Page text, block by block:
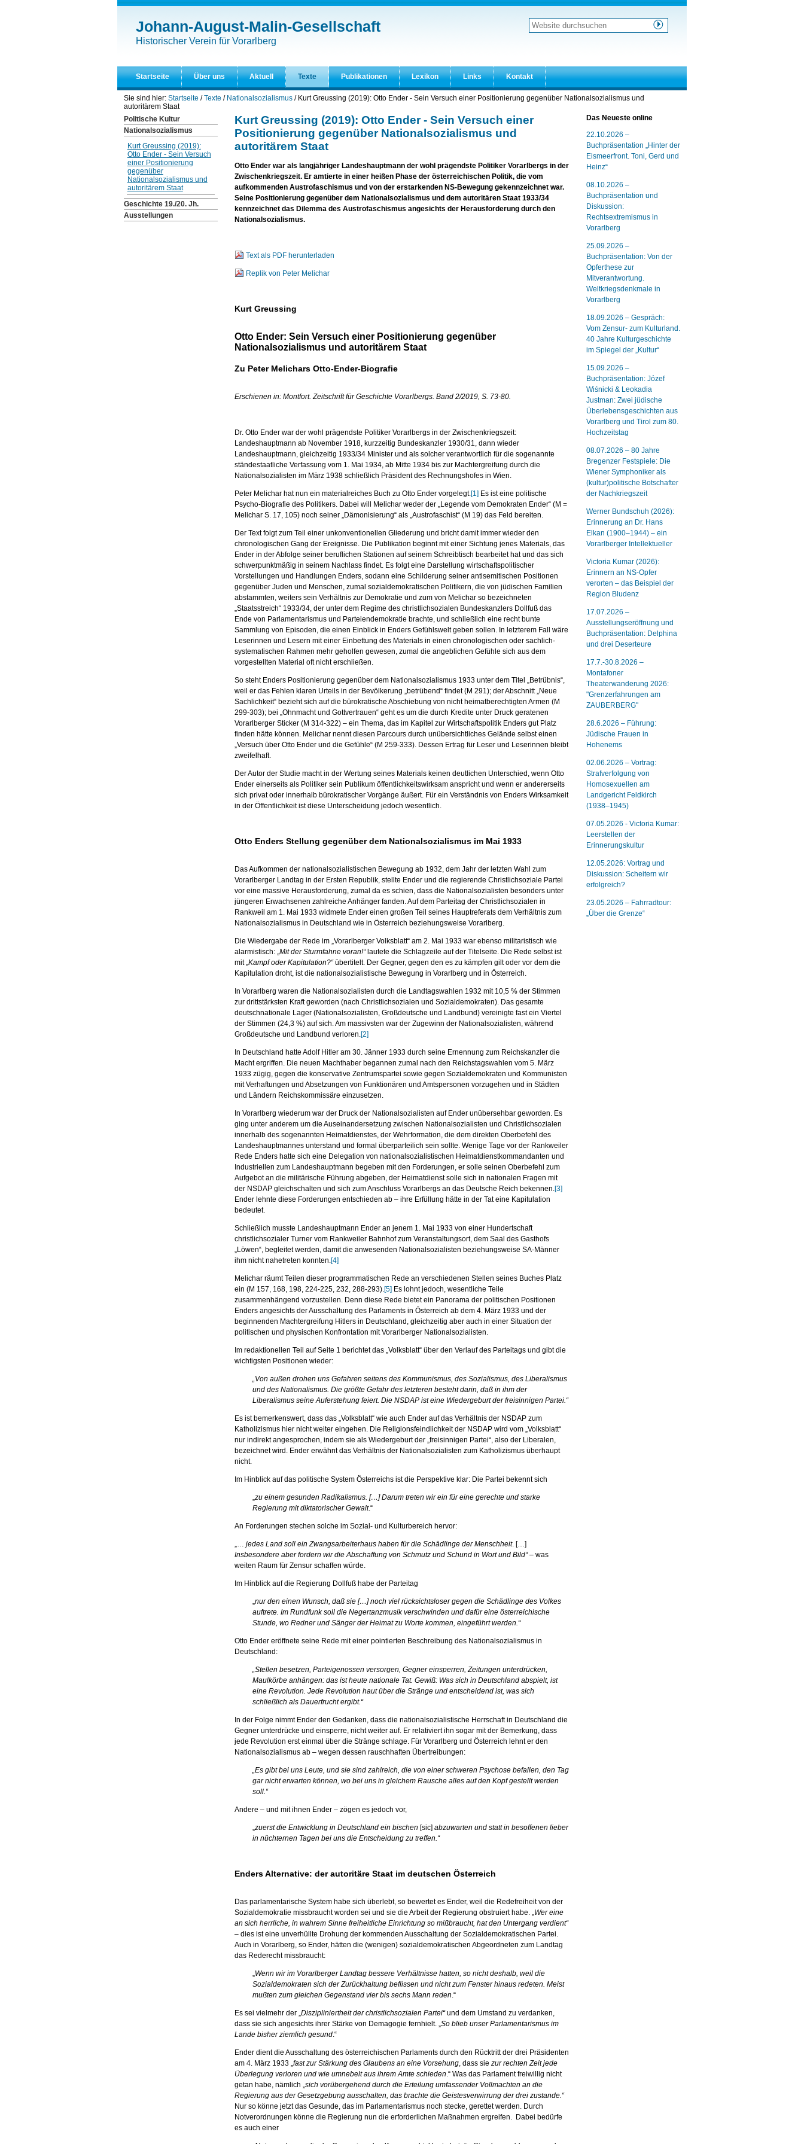
Direkt
Inhalt
Navigation
Website
durchsuchen
Startseite Über uns Aktuell Texte Publikationen Lexikon Links Kontakt
Johann-August-Malin-Gesellschaft
Historischer Verein für Vorarlberg
Benutzerspezifische
Sie sind hier: Startseite /Texte / Nationalsozialismus / Kurt Greussing (2019): Otto Ender - Sein Versuch einer Positionierung gegenüber Nationalsozialismus und
autoritärem Staat
Kurt Greussing (2019): Otto Ender - Sein Versuch einer
Positionierung gegenüber Nationalsozialismus und
autoritärem Staat
Otto Ender war als langjähriger Landeshauptmann der wohl prägendste Politiker Vorarlbergs in der
Zwischenkriegszeit. Er amtierte in einer heißen Phase der österreichischen Politik, die vom
aufkommenden Austrofaschismus und von der erstarkenden NS-Bewegung gekennzeichnet war.
Seine Positionierung gegenüber dem Nationalsozialismus und dem autoritären Staat 1933/34
kennzeichnet das Dilemma des Austrofaschismus angesichts der Herausforderung durch den
Nationalsozialismus.
Text als PDF herunterladen
Replik von Peter Melichar
Kurt Greussing
Otto Ender: Sein Versuch einer Positionierung gegenüber
Nationalsozialismus und autoritärem Staat
Zu Peter Melichars Otto-Ender-Biografie
Erschienen in: Montfort. Zeitschrift für Geschichte Vorarlbergs. Band 2/2019, S. 73-80.
Dr. Otto Ender war der wohl prägendste Politiker Vorarlbergs in der Zwischenkriegszeit:
Landeshauptmann ab November 1918, kurzzeitig Bundeskanzler 1930/31, dann wieder
Landeshauptmann, gleichzeitig 1933/34 Minister und als solcher verantwortlich für die sogenannte
ständestaatliche Verfassung vom 1. Mai 1934, ab Mitte 1934 bis zur Machtergreifung durch die
Nationalsozialisten im März 1938 schließlich Präsident des Rechnungshofes in Wien.
Peter Melichar hat nun ein materialreiches Buch zu Otto Ender vorgelegt.[1] Es ist eine politische
Psycho-Biografie des Politikers. Dabei will Melichar weder der „Legende vom Demokraten Ender“ (M =
Melichar S. 17, 105) noch seiner „Dämonisierung“ als „Austrofaschist“ (M 19) das Feld bereiten.
Der Text folgt zum Teil einer unkonventionellen Gliederung und bricht damit immer wieder den
chronologischen Gang der Ereignisse. Die Publikation beginnt mit einer Sichtung jenes Materials, das
Ender in der Abfolge seiner beruflichen Stationen auf seinem Schreibtisch bearbeitet hat und das sich
schwerpunktmäßig in seinem Nachlass findet. Es folgt eine Darstellung wirtschaftspolitischer
Vorstellungen und Handlungen Enders, sodann eine Schilderung seiner antisemitischen Positionen
gegenüber Juden und Menschen, zumal sozialdemokratischen Politikern, die von jüdischen Familien
abstammten, weiters sein Verhältnis zur Demokratie und zum von Melichar so bezeichneten
„Staatsstreich“ 1933/34, der unter dem Regime des christlichsozialen Bundeskanzlers Dollfuß das
Ende von Parlamentarismus und Parteiendemokratie brachte, und schließlich eine recht bunte
Sammlung von Episoden, die einen Einblick in Enders Gefühlswelt geben sollen. In letzterem Fall wäre
Leserinnen und Lesern mit einer Einbettung des Materials in einen chronologischen oder sachlich-
systematischen Rahmen mehr geholfen gewesen, zumal die angeblichen Gefühle sich aus dem
vorgestellten Material oft nicht erschließen.
So steht Enders Positionierung gegenüber dem Nationalsozialismus 1933 unter dem Titel „Betrübnis“,
weil er das Fehlen klaren Urteils in der Bevölkerung „betrübend“ findet (M 291); der Abschnitt „Neue
Sachlichkeit“ bezieht sich auf die bürokratische Abschiebung von nicht heimatberechtigten Armen (M
299-303); bei „Ohnmacht und Gottvertrauen“ geht es um die durch Kredite unter Druck geratenen
Vorarlberger Sticker (M 314-322) – ein Thema, das im Kapitel zur Wirtschaftspolitik Enders gut Platz
finden hätte können. Melichar nennt diesen Parcours durch unübersichtliches Gelände selbst einen
„Versuch über Otto Ender und die Gefühle“ (M 259-333). Dessen Ertrag für Leser und Leserinnen bleibt
zweifelhaft.
Der Autor der Studie macht in der Wertung seines Materials keinen deutlichen Unterschied, wenn Otto
Ender einerseits als Politiker sein Publikum öffentlichkeitswirksam anspricht und wenn er andererseits
sich privat oder innerhalb bürokratischer Vorgänge äußert. Für ein Verständnis von Enders Wirksamkeit
in der Öffentlichkeit ist diese Unterscheidung jedoch wesentlich.
Otto Enders Stellung gegenüber dem Nationalsozialismus im Mai 1933
Das Aufkommen der nationalsozialistischen Bewegung ab 1932, dem Jahr der letzten Wahl zum
Vorarlberger Landtag in der Ersten Republik, stellte Ender und die regierende Christlichsoziale Partei
vor eine massive Herausforderung, zumal da es schien, dass die Nationalsozialisten besonders unter
jüngeren Erwachsenen zahlreiche Anhänger fanden. Auf dem Parteitag der Christlichsozialen in
Rankweil am 1. Mai 1933 widmete Ender einen großen Teil seines Hauptreferats dem Verhältnis zum
Nationalsozialismus in Deutschland wie in Österreich beziehungsweise Vorarlberg.
Die Wiedergabe der Rede im „Vorarlberger Volksblatt“ am 2. Mai 1933 war ebenso militaristisch wie
alarmistisch: „Mit der Sturmfahne voran!“lautete die Schlagzeile auf der Titelseite. Die Rede selbst ist
mit „Kampf oder Kapitulation?“übertitelt. Der Gegner, gegen den es zu kämpfen gilt oder vor dem die
Kapitulation droht, ist die nationalsozialistische Bewegung in Vorarlberg und in Österreich.
In Vorarlberg waren die Nationalsozialisten durch die Landtagswahlen 1932 mit 10,5 % der Stimmen
zur drittstärksten Kraft geworden (nach Christlichsozialen und Sozialdemokraten). Das gesamte
deutschnationale Lager (Nationalsozialisten, Großdeutsche und Landbund) vereinigte fast ein Viertel
der Stimmen (24,3 %) auf sich. Am massivsten war der Zugewinn der Nationalsozialisten, während
Großdeutsche und Landbund verloren.[2]
In Deutschland hatte Adolf Hitler am 30. Jänner 1933 durch seine Ernennung zum Reichskanzler die
Macht ergriffen. Die neuen Machthaber begannen zumal nach den Reichstagswahlen vom 5. März
1933 zügig, gegen die konservative Zentrumspartei sowie gegen Sozialdemokraten und Kommunisten
mit Verhaftungen und Absetzungen von Funktionären und Amtspersonen vorzugehen und in Städten
und Ländern Reichskommissäre einzusetzen.
In Vorarlberg wiederum war der Druck der Nationalsozialisten auf Ender unübersehbar geworden. Es
ging unter anderem um die Auseinandersetzung zwischen Nationalsozialisten und Christlichsozialen
innerhalb des sogenannten Heimatdienstes, der Wehrformation, die dem direkten Oberbefehl des
Landeshauptmannes unterstand und formal überparteilich sein sollte. Wenige Tage vor der Rankweiler
Rede Enders hatte sich eine Delegation von nationalsozialistischen Heimatdienstkommandanten und
Industriellen zum Landeshauptmann begeben mit den Forderungen, er solle seinen Oberbefehl zum
Aufgebot an die militärische Führung abgeben, der Heimatdienst solle sich in nationalen Fragen mit
der NSDAP gleichschalten und sich zum Anschluss Vorarlbergs an das Deutsche Reich bekennen.[3]
Ender lehnte diese Forderungen entschieden ab – ihre Erfüllung hätte in der Tat eine Kapitulation
bedeutet.
Schließlich musste Landeshauptmann Ender an jenem 1. Mai 1933 von einer Hundertschaft
christlichsozialer Turner vom Rankweiler Bahnhof zum Veranstaltungsort, dem Saal des Gasthofs
„Löwen“, begleitet werden, damit die anwesenden Nationalsozialisten beziehungsweise SA-Männer
ihm nicht nahetreten konnten.[4]
Melichar räumt Teilen dieser programmatischen Rede an verschiedenen Stellen seines Buches Platz
ein (M 157, 168, 198, 224-225, 232, 288-293).[5] Es lohnt jedoch, wesentliche Teile
zusammenhängend vorzustellen. Denn diese Rede bietet ein Panorama der politischen Positionen
Enders angesichts der Ausschaltung des Parlaments in Österreich ab dem 4. März 1933 und der
beginnenden Machtergreifung Hitlers in Deutschland, gleichzeitig aber auch in einer Situation der
politischen und physischen Konfrontation mit Vorarlberger Nationalsozialisten.
Im redaktionellen Teil auf Seite 1 berichtet das „Volksblatt“ über den Verlauf des Parteitags und gibt die
wichtigsten Positionen wieder:
„Von außen drohen uns Gefahren seitens des Kommunismus, des Sozialismus, des Liberalismus
und des Nationalismus. Die größte Gefahr des letzteren besteht darin, daß in ihm der
Liberalismus seine Auferstehung feiert. Die NSDAP ist eine Wiedergeburt der freisinnigen Partei.“
Es ist bemerkenswert, dass das „Volksblatt“ wie auch Ender auf das Verhältnis der NSDAP zum
Katholizismus hier nicht weiter eingehen. Die Religionsfeindlichkeit der NSDAP wird vom „Volksblatt“
nur indirekt angesprochen, indem sie als Wiedergeburt der „freisinnigen Partei“, also der Liberalen,
bezeichnet wird. Ender erwähnt das Verhältnis der Nationalsozialisten zum Katholizismus überhaupt
nicht.
Im Hinblick auf das politische System Österreichs ist die Perspektive klar: Die Partei bekennt sich
„zu einem gesunden Radikalismus. […] Darum treten wir ein für eine gerechte und starke
Regierung mit diktatorischer Gewalt.“
An Forderungen stechen solche im Sozial- und Kulturbereich hervor:
„… jedes Land soll ein Zwangsarbeiterhaus haben für die Schädlinge der Menschheit. […]
Insbesondere aber fordern wir die Abschaffung von Schmutz und Schund in Wort und Bild“– was
weiten Raum für Zensur schaffen würde.
Im Hinblick auf die Regierung Dollfuß habe der Parteitag
„nur den einen Wunsch, daß sie […] noch viel rücksichtsloser gegen die Schädlinge des Volkes
auftrete. Im Rundfunk soll die Negertanzmusik verschwinden und dafür eine österreichische
Stunde, wo Redner und Sänger der Heimat zu Worte kommen, eingeführt werden.“
Otto Ender eröffnete seine Rede mit einer pointierten Beschreibung des Nationalsozialismus in
Deutschland:
„Stellen besetzen, Parteigenossen versorgen, Gegner einsperren, Zeitungen unterdrücken,
Maulkörbe anhängen: das ist heute nationale Tat. Gewiß: Was sich in Deutschland abspielt, ist
eine Revolution. Jede Revolution haut über die Stränge und entscheidend ist, was sich
schließlich als Dauerfrucht ergibt.“
In der Folge nimmt Ender den Gedanken, dass die nationalsozialistische Herrschaft in Deutschland die
Gegner unterdrücke und einsperre, nicht weiter auf. Er relativiert ihn sogar mit der Bemerkung, dass
jede Revolution erst einmal über die Stränge schlage. Für Vorarlberg und Österreich lehnt er den
Nationalsozialismus ab – wegen dessen rauschhaften Übertreibungen:
„Es gibt bei uns Leute, und sie sind zahlreich, die von einer schweren Psychose befallen, den Tag
gar nicht erwarten können, wo bei uns in gleichem Rausche alles auf den Kopf gestellt werden
soll.“
Andere – und mit ihnen Ender – zögen es jedoch vor,
„zuerst die Entwicklung in Deutschland ein bischen [sic] abzuwarten und statt in besoffenen lieber
in nüchternen Tagen bei uns die Entscheidung zu treffen.“
Enders Alternative: der autoritäre Staat im deutschen Österreich
Das parlamentarische System habe sich überlebt, so bewertet es Ender, weil die Redefreiheit von der
Sozialdemokratie missbraucht worden sei und sie die Arbeit der Regierung obstruiert habe. „Wer eine
an sich herrliche, in wahrem Sinne freiheitliche Einrichtung so mißbraucht, hat den Untergang verdient“
– dies ist eine unverhüllte Drohung der kommenden Ausschaltung der Sozialdemokratischen Partei.
Auch in Vorarlberg, so Ender, hätten die (wenigen) sozialdemokratischen Abgeordneten zum Landtag
das Rederecht missbraucht:
„Wenn wir im Vorarlberger Landtag bessere Verhältnisse hatten, so nicht deshalb, weil die
Sozialdemokraten sich der Zurückhaltung beflissen und nicht zum Fenster hinaus redeten. Meist
mußten zum gleichen Gegenstand vier bis sechs Mann reden.“
Es sei vielmehr der „Diszipliniertheit der christlichsozialen Partei“und dem Umstand zu verdanken,
dass sie sich angesichts ihrer Stärke von Demagogie fernhielt. „So blieb unser Parlamentarismus im
Lande bisher ziemlich gesund.“
Ender dient die Ausschaltung des österreichischen Parlaments durch den Rücktritt der drei Präsidenten
am 4. März 1933 „fast zur Stärkung des Glaubens an eine Vorsehung, dass sie zur rechten Zeit jede
Überlegung verloren und wie umnebelt aus ihrem Amte schieden.“ Was das Parlament freiwillig nicht
getan habe, nämlich „sich vorübergehend durch die Erteilung umfassender Vollmachten an die
Regierung aus der Gesetzgebung ausschalten, das brachte die Geistesverwirrung der drei zustande.“
Nur so könne jetzt das Gesunde, das im Parlamentarismus noch stecke, gerettet werden. Durch
Notverordnungen könne die Regierung nun die erforderlichen Maßnahmen ergreifen. Dabei bedürfe
es auch einer
Politische Kultur
Nationalsozialismus
Kurt Greussing (2019):
Otto Ender - Sein Versuch
einer Positionierung
gegenüber
Nationalsozialismus und
autoritärem Staat
Geschichte 19./20. Jh.
Ausstellungen
Das Neueste online
22.10.2026 –
Buchpräsentation „Hinter der
Eismeerfront. Toni, Gerd und
Heinz“
08.10.2026 –
Buchpräsentation und
Diskussion:
Rechtsextremismus in
Vorarlberg
25.09.2026 –
Buchpräsentation: Von der
Opferthese zur
Mitverantwortung.
Weltkriegsdenkmale in
Vorarlberg
18.09.2026 – Gespräch:
Vom Zensur- zum Kulturland.
40 Jahre Kulturgeschichte
im Spiegel der „Kultur“
15.09.2026 –
Buchpräsentation: Józef
Wiśnicki & Leokadia
Justman: Zwei jüdische
Überlebensgeschichten aus
Vorarlberg und Tirol zum 80.
Hochzeitstag
08.07.2026 – 80 Jahre
Bregenzer Festspiele: Die
Wiener Symphoniker als
(kultur)politische Botschafter
der Nachkriegszeit
Werner Bundschuh (2026):
Erinnerung an Dr. Hans
Elkan (1900–1944) – ein
Vorarlberger Intellektueller
Victoria Kumar (2026):
Erinnern an NS-Opfer
verorten – das Beispiel der
Region Bludenz
17.07.2026 –
Ausstellungseröffnung und
Buchpräsentation: Delphina
und drei Deserteure
17.7.-30.8.2026 –
Montafoner
Theaterwanderung 2026:
"Grenzerfahrungen am
ZAUBERBERG"
28.6.2026 – Führung:
Jüdische Frauen in
Hohenems
02.06.2026 – Vortrag:
Strafverfolgung von
Homosexuellen am
Landgericht Feldkirch
(1938–1945)
07.05.2026 - Victoria Kumar:
Leerstellen der
Erinnerungskultur
12.05.2026: Vortrag und
Diskussion: Scheitern wir
erfolgreich?
23.05.2026 – Fahrradtour:
„Über die Grenze“